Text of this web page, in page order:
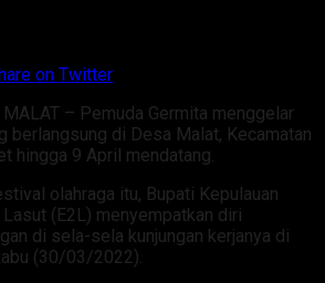
on Twitter
– Pemuda Germita menggelar
berlangsung di Desa Malat, Kecamatan
hingga 9 April mendatang.
olahraga itu, Bupati Kepulauan
(E2L) menyempatkan diri
di sela-sela kunjungan kerjanya di
(30/03/2022).